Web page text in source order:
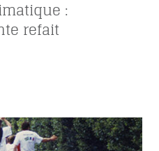
:
refait